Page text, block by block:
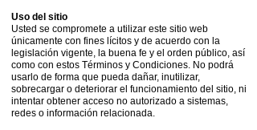
Uso del sitio
Usted se compromete a utilizar este sitio web
únicamente con fines lícitos y de acuerdo con la
legislación vigente, la buena fe y el orden público, así
como con estos Términos y Condiciones. No podrá
usarlo de forma que pueda dañar, inutilizar,
sobrecargar o deteriorar el funcionamiento del sitio, ni
intentar obtener acceso no autorizado a sistemas,
redes o información relacionada.